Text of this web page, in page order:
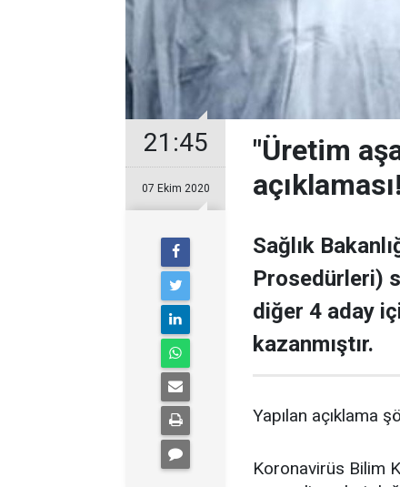
21:45
07 Ekim 2020
"Üretim
açıklaması!
Sağlık
Prosedürleri)
diğer 4 aday
kazanmıştır.
Yapılan açıklama
Koronavirüs Bilim